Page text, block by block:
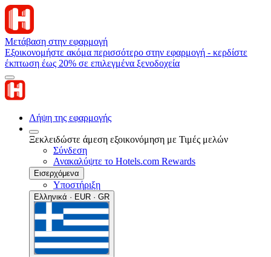
Μετάβαση στην εφαρμογή
Εξοικονομήστε ακόμα περισσότερο στην εφαρμογή - κερδίστε
έκπτωση έως 20% σε επιλεγμένα ξενοδοχεία
Λήψη της εφαρμογής
Ξεκλειδώστε άμεση εξοικονόμηση με Τιμές μελών
Σύνδεση
Ανακαλύψτε το Hotels.com Rewards
Εισερχόμενα
Υποστήριξη
Ελληνικά · EUR · GR